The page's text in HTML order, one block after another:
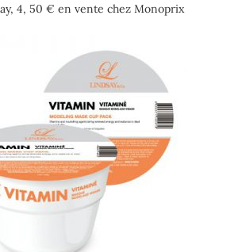
4, 50 € en vente chez Monoprix